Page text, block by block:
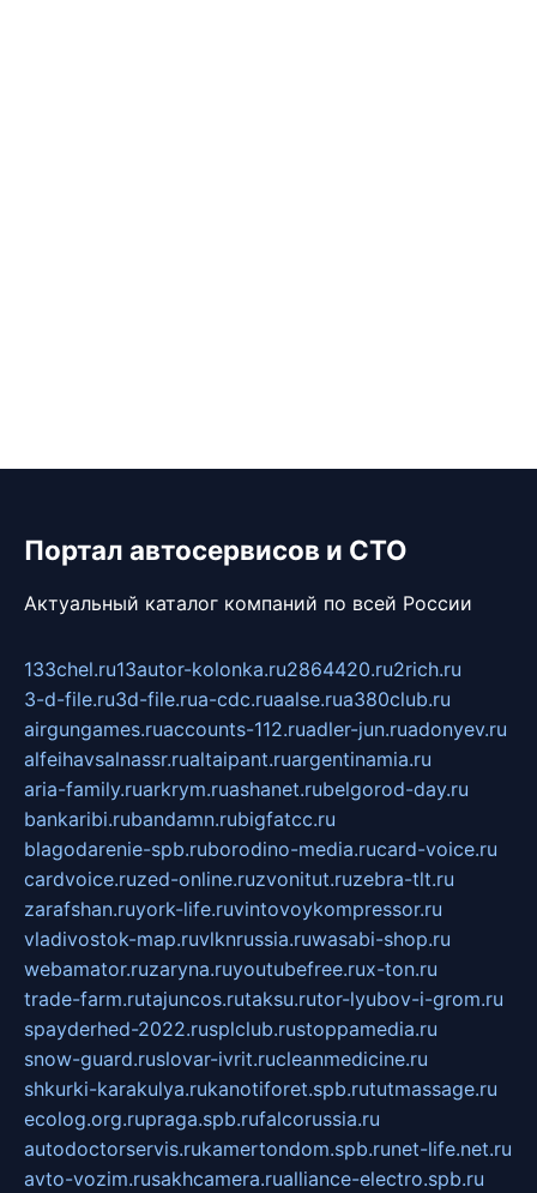
Портал автосервисов и СТО
Актуальный каталог компаний по всей России
133chel.ru13autor-kolonka.ru2864420.ru2rich.ru
3-d-file.ru3d-file.rua-cdc.ruaalse.rua380club.ru
airgungames.ruaccounts-112.ruadler-jun.ruadonyev.ru
alfeihavsalnassr.rualtaipant.ruargentinamia.ru
aria-family.ruarkrym.ruashanet.rubelgorod-day.ru
bankaribi.rubandamn.rubigfatcc.ru
blagodarenie-spb.ruborodino-media.rucard-voice.ru
cardvoice.ruzed-online.ruzvonitut.ruzebra-tlt.ru
zarafshan.ruyork-life.ruvintovoykompressor.ru
vladivostok-map.ruvlknrussia.ruwasabi-shop.ru
webamator.ruzaryna.ruyoutubefree.rux-ton.ru
trade-farm.rutajuncos.rutaksu.rutor-lyubov-i-grom.ru
spayderhed-2022.rusplclub.rustoppamedia.ru
snow-guard.ruslovar-ivrit.rucleanmedicine.ru
shkurki-karakulya.rukanotiforet.spb.rututmassage.ru
ecolog.org.rupraga.spb.rufalcorussia.ru
autodoctorservis.rukamertondom.spb.runet-life.net.ru
avto-vozim.rusakhcamera.rualliance-electro.spb.ru